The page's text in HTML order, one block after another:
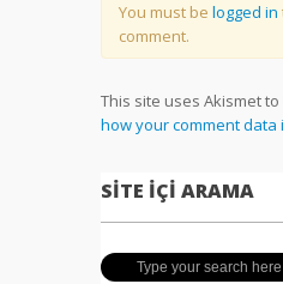
You must be logged in
comment.
This site uses Akismet
how your comment data
SITE İÇI ARAMA